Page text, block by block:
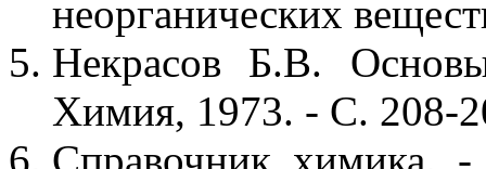
неорганических
Некрасов Б.В.
Химия, 1973. - С. 208-